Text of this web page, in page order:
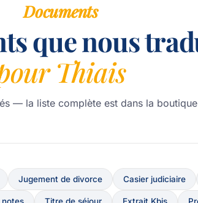
Documents
que nous
Thiais
— la liste complète est dans la
Jugement de divorce Casier judiciaire